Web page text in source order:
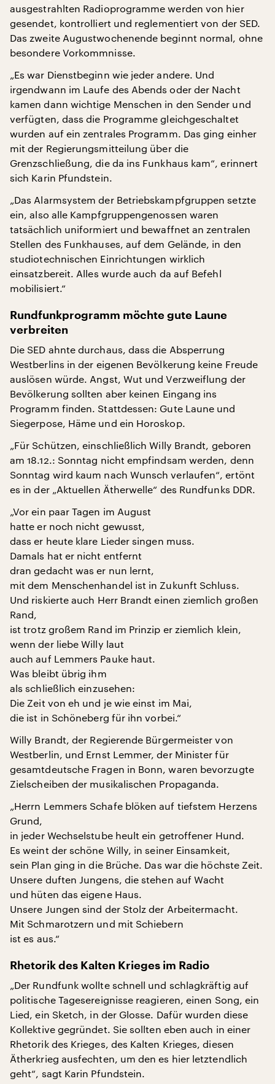
ausgestrahlten Radioprogramme werden von hier
gesendet, kontrolliert und reglementiert von der SED.
Das zweite Augustwochenende beginnt normal, ohne
besondere Vorkommnisse.
„Es war Dienstbeginn wie jeder andere. Und
irgendwann im Laufe des Abends oder der Nacht
kamen dann wichtige Menschen in den Sender und
verfügten, dass die Programme gleichgeschaltet
wurden auf ein zentrales Programm. Das ging einher
mit der Regierungsmitteilung über die
Grenzschließung, die da ins Funkhaus kam“, erinnert
sich Karin Pfundstein.
„Das Alarmsystem der Betriebskampfgruppen setzte
ein, also alle Kampfgruppengenossen waren
tatsächlich uniformiert und bewaffnet an zentralen
Stellen des Funkhauses, auf dem Gelände, in den
studiotechnischen Einrichtungen wirklich
einsatzbereit. Alles wurde auch da auf Befehl
mobilisiert.“
Rundfunkprogramm möchte gute Laune
verbreiten
Die SED ahnte durchaus, dass die Absperrung
Westberlins in der eigenen Bevölkerung keine Freude
auslösen würde. Angst, Wut und Verzweiflung der
Bevölkerung sollten aber keinen Eingang ins
Programm finden. Stattdessen: Gute Laune und
Siegerpose, Häme und ein Horoskop.
„Für Schützen, einschließlich Willy Brandt, geboren
am 18.12.: Sonntag nicht empfindsam werden, denn
Sonntag wird kaum nach Wunsch verlaufen“, ertönt
es in der „Aktuellen Ätherwelle“ des Rundfunks DDR.
„Vor ein paar Tagen im August
hatte er noch nicht gewusst,
dass er heute klare Lieder singen muss.
Damals hat er nicht entfernt
dran gedacht was er nun lernt,
mit dem Menschenhandel ist in Zukunft Schluss.
Und riskierte auch Herr Brandt einen ziemlich großen
Rand,
ist trotz großem Rand im Prinzip er ziemlich klein,
wenn der liebe Willy laut
auch auf Lemmers Pauke haut.
Was bleibt übrig ihm
als schließlich einzusehen:
Die Zeit von eh und je wie einst im Mai,
die ist in Schöneberg für ihn vorbei.“
Willy Brandt, der Regierende Bürgermeister von
Westberlin, und Ernst Lemmer, der Minister für
gesamtdeutsche Fragen in Bonn, waren bevorzugte
Zielscheiben der musikalischen Propaganda.
„Herrn Lemmers Schafe blöken auf tiefstem Herzens
Grund,
in jeder Wechselstube heult ein getroffener Hund.
Es weint der schöne Willy, in seiner Einsamkeit,
sein Plan ging in die Brüche. Das war die höchste Zeit.
Unsere duften Jungens, die stehen auf Wacht
und hüten das eigene Haus.
Unsere Jungen sind der Stolz der Arbeitermacht.
Mit Schmarotzern und mit Schiebern
ist es aus.“
Rhetorik des Kalten Krieges im Radio
„Der Rundfunk wollte schnell und schlagkräftig auf
politische Tagesereignisse reagieren, einen Song, ein
Lied, ein Sketch, in der Glosse. Dafür wurden diese
Kollektive gegründet. Sie sollten eben auch in einer
Rhetorik des Krieges, des Kalten Krieges, diesen
Ätherkrieg ausfechten, um den es hier letztendlich
geht“, sagt Karin Pfundstein.